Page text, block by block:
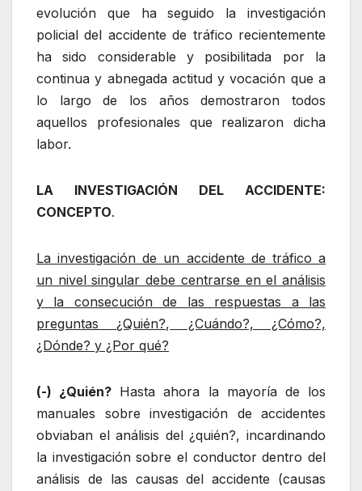
evolución que ha seguido la investigación
policial del accidente de tráfico recientemente
ha sido considerable y posibilitada por la
continua y abnegada actitud y vocación que a
lo largo de los años demostraron todos
aquellos profesionales que realizaron dicha
labor.
LA INVESTIGACIÓN DEL ACCIDENTE:
CONCEPTO.
La investigación de un accidente de tráfico a
un nivel singular debe centrarse en el análisis
y la consecución de las respuestas a las
preguntas ¿Quién?, ¿Cuándo?, ¿Cómo?,
¿Dónde? y ¿Por qué?
(-) ¿Quién? Hasta ahora la mayoría de los
manuales sobre investigación de accidentes
obviaban el análisis del ¿quién?, incardinando
la investigación sobre el conductor dentro del
análisis de las causas del accidente (causas